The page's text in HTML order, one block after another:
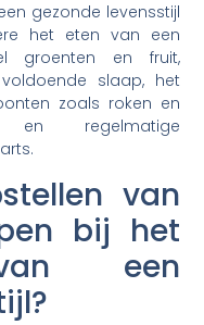
gezonde levensstijl
het eten van een
groenten en fruit,
slaap, het
zoals roken en
en regelmatige
van
bij het
een